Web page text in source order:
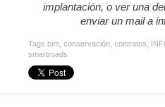
implantación, o ver una
enviar un mail a
Tags bim conservación contratos
smartroads